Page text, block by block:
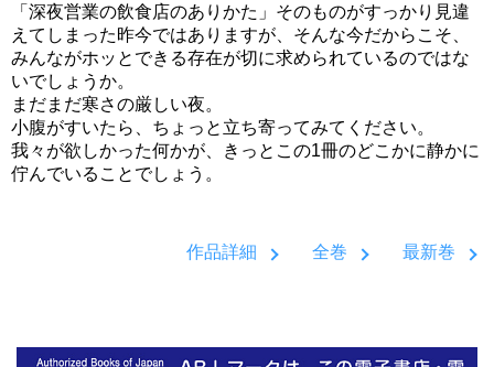
「深夜営業の飲食店のありかた」そのものがすっかり見違
えてしまった昨今ではありますが、そんな今だからこそ、
みんながホッとできる存在が切に求められているのではな
いでしょうか。
まだまだ寒さの厳しい夜。
小腹がすいたら、ちょっと立ち寄ってみてください。
我々が欲しかった何かが、きっとこの1冊のどこかに静かに
佇んでいることでしょう。
作品詳細 全巻 最新巻